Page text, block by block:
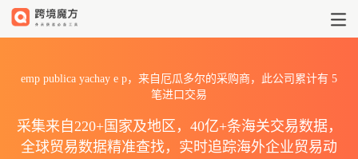
emp publica yachay e p，来自厄瓜多尔的采购商，此公司累计有 5
笔进口交易
采集来自220+国家及地区，40亿+条海关交易数据，
全球贸易数据精准查找，实时追踪海外企业贸易动